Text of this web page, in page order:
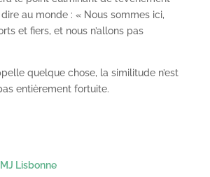
au monde : « Nous sommes ici,
et fiers, et nous n’allons pas
quelque chose, la similitude n’est
entièrement fortuite.
Lisbonne